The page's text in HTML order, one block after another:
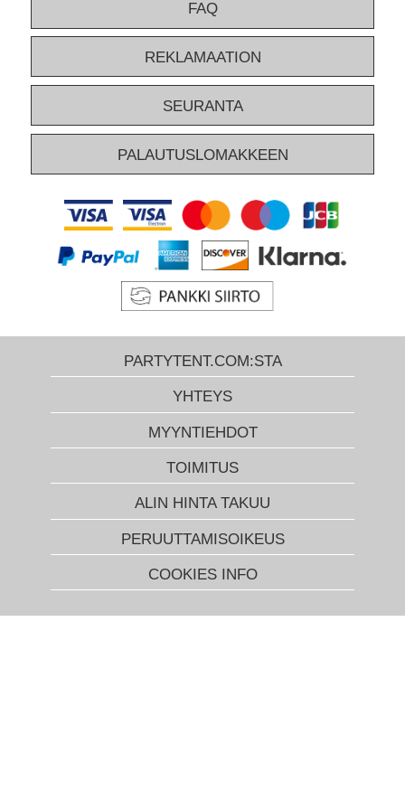
haluat vain parempaa ilmankiertoa.
FAQ
REKLAMAATION
SEURANTA
PALAUTUSLOMAKKEEN
PARTYTENT.COM:STA
YHTEYS
MYYNTIEHDOT
TOIMITUS
ALIN HINTA TAKUU
PERUUTTAMISOIKEUS
COOKIES INFO